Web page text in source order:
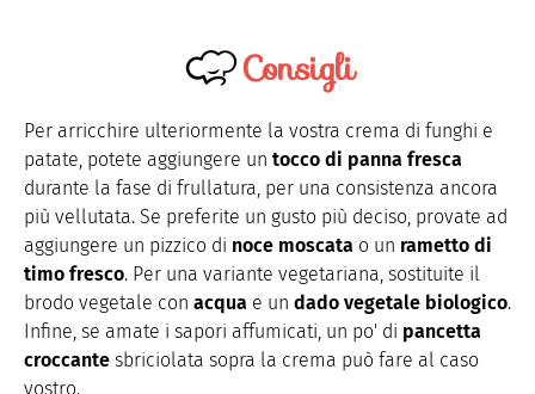
Consigli
Per arricchire ulteriormente la vostra crema di funghi e
patate, potete aggiungere un tocco di panna fresca
durante la fase di frullatura, per una consistenza ancora
più vellutata. Se preferite un gusto più deciso, provate ad
aggiungere un pizzico di noce moscata o un rametto di
timo fresco. Per una variante vegetariana, sostituite il
brodo vegetale con acqua e un dado vegetale biologico.
Infine, se amate i sapori affumicati, un po' di pancetta
croccante sbriciolata sopra la crema può fare al caso
vostro.